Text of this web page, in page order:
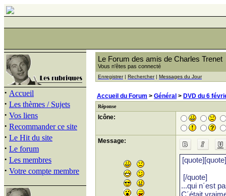
· Accueil
· Les thèmes / Sujets
· Vos liens
· Recommander ce site
· Le Hit du site
· Le forum
· Les membres
· Votre compte membre
Le Forum des amis de Charles Trenet
Vous n'êtes pas connecté
Enregistrer| Rechercher| Messages du Jour
Accueil du Forum > Général > DVD du 6
Réponse
Icône:
Message: